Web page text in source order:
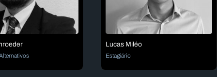
Lucas Miléo
Estagiário